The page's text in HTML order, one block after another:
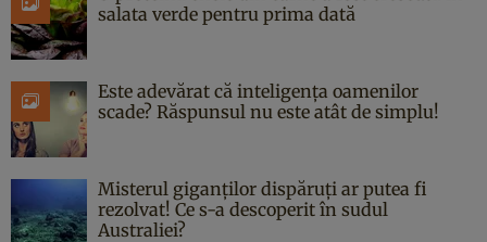
salata verde pentru prima dată
Este adevărat că inteligența oamenilor
scade? Răspunsul nu este atât de simplu!
Misterul giganților dispăruți ar putea fi
rezolvat! Ce s-a descoperit în sudul
Australiei?